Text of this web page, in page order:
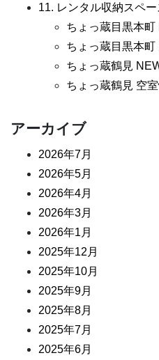
11. レンタル収納スペー
ちょっ蔵目黒本町
ちょっ蔵目黒本町
ちょっ蔵鶴見
ちょっ蔵鶴見 空
アーカイブ
2026年7月
2026年5月
2026年4月
2026年3月
2026年1月
2025年12月
2025年10月
2025年9月
2025年8月
2025年7月
2025年6月